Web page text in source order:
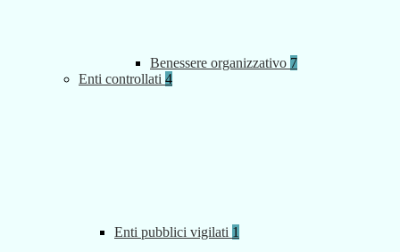
Benessere organizzativo 7
Enti controllati 4
Enti pubblici vigilati 1